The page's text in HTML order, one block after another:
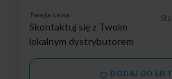
Twoja cena:
Skontaktuj się z Twoim
lokalnym dystrybutorem
DODAJ DO